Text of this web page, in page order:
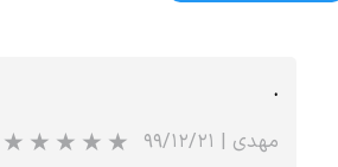
.
مهدی | ۹۹/۱۲/۲۱